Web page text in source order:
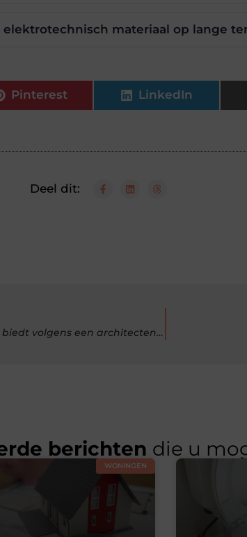
materiaal op lange
Pinterest LinkedIn
Deel dit:
Architect vs aannemer: waarom combineren voordelen biedt volgens een architectenbureau in Hasselt
berichten die u
WONINGEN